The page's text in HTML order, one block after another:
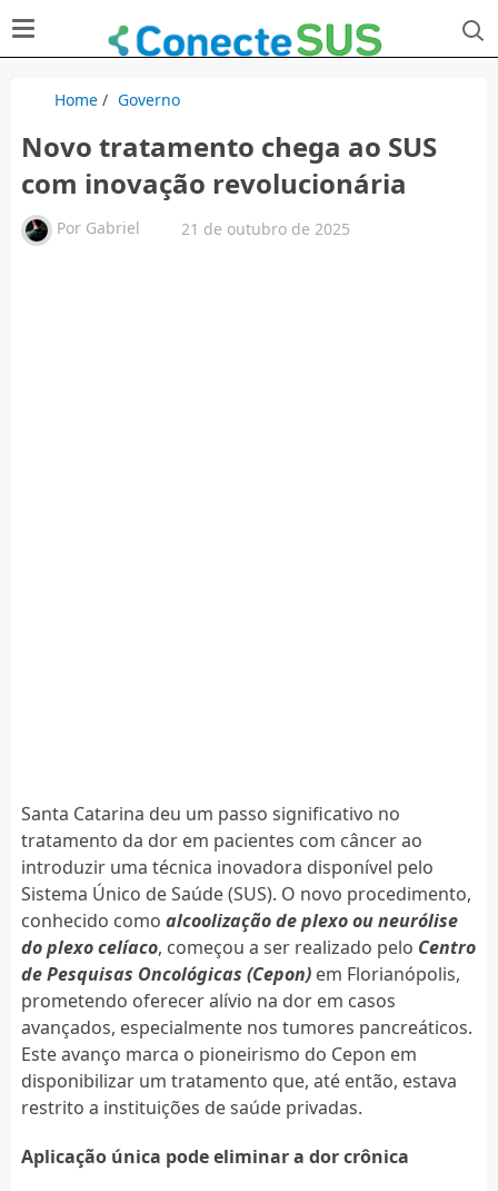
Home/ Governo
Novo tratamento chega ao SUS
com inovação revolucionária
Por Gabriel 21 de outubro de 2025
Santa Catarina deu um passo significativo no
tratamento da dor em pacientes com câncer ao
introduzir uma técnica inovadora disponível pelo
Sistema Único de Saúde (SUS). O novo procedimento,
conhecido como alcoolização de plexo ou neurólise
do plexo celíaco, começou a ser realizado pelo Centro
de Pesquisas Oncológicas (Cepon)em Florianópolis,
prometendo oferecer alívio na dor em casos
avançados, especialmente nos tumores pancreáticos.
Este avanço marca o pioneirismo do Cepon em
disponibilizar um tratamento que, até então, estava
restrito a instituições de saúde privadas.
Aplicação única pode eliminar a dor crônica